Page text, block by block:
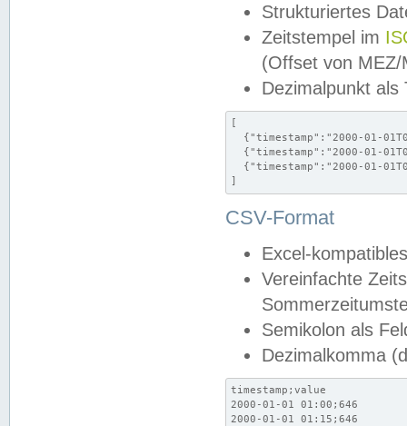
Strukturiertes
Zeitstempel im
(Offset von MEZ/
Dezimalpunkt als
[
{"timestamp":"2000-01-
{"timestamp":"2000-01-
{"timestamp":"2000-01-
]
CSV-Format
Excel-
Vereinfachte
Semikolon als
Dezimalkomma
timestamp;value
2000-01-01 01:00;646
2000-01-01 01:15;646